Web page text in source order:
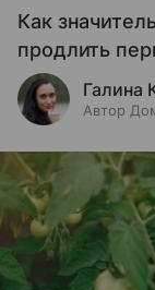
Как
продлить
Галина
Автор